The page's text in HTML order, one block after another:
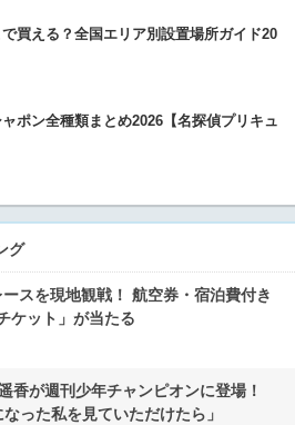
買える？全国エリア別設置場所ガイド20
ポン全種類まとめ2026【名探偵プリキュ
グ
スを現地観戦！ 航空券・宿泊費付き
ケット」が当たる
香が週刊少年チャンピオンに登場！
なった私を見ていただけたら」